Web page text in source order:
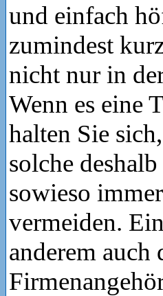
und einfach
zumindest
nicht nur in
Wenn es eine
halten Sie
solche
sowieso
vermeiden.
anderem auch